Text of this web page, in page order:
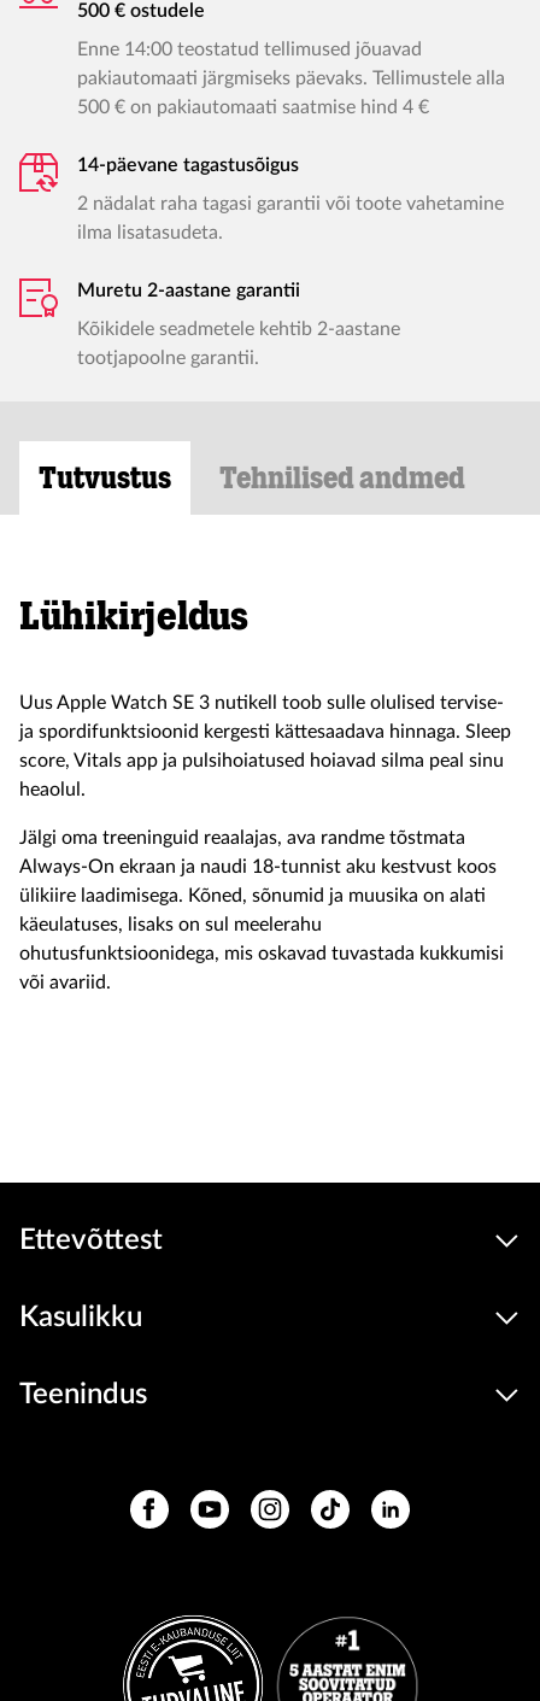
500 € ostudele
Enne 14:00 teostatud tellimused jõuavad
pakiautomaati järgmiseks päevaks. Tellimustele alla
500 € on pakiautomaati saatmise hind 4 €
14-päevane tagastusõigus
2 nädalat raha tagasi garantii või toote vahetamine
ilma lisatasudeta.
Muretu 2-aastane garantii
Kõikidele seadmetele kehtib 2-aastane
tootjapoolne garantii.
Tutvustus Tehnilised andmed
Lühikirjeldus
Uus Apple Watch SE 3 nutikell toob sulle olulised tervise-
ja spordifunktsioonid kergesti kättesaadava hinnaga. Sleep
score, Vitals app ja pulsihoiatused hoiavad silma peal sinu
heaolul.
Jälgi oma treeninguid reaalajas, ava randme tõstmata
Always-On ekraan ja naudi 18-tunnist aku kestvust koos
ülikiire laadimisega. Kõned, sõnumid ja muusika on alati
käeulatuses, lisaks on sul meelerahu
ohutusfunktsioonidega, mis oskavad tuvastada kukkumisi
või avariid.
Ettevõttest
Kasulikku
Teenindus